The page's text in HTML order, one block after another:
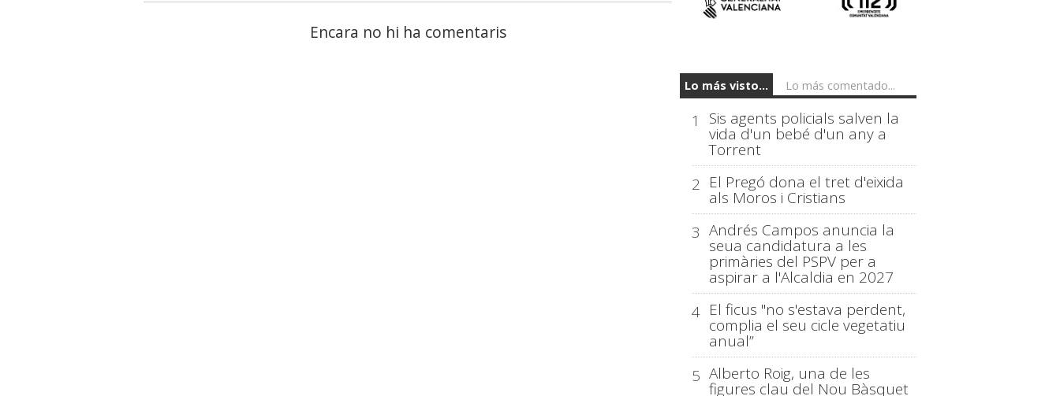
Encara no hi ha comentaris
Lo más visto... Lo más comentado...
1 Sis agents policials salven la
vida d'un bebé d'un any a
Torrent
2 El Pregó dona el tret d'eixida
als Moros i Cristians
3 Andrés Campos anuncia la
seua candidatura a les
primàries del PSPV per a
aspirar a l'Alcaldia en 2027
4 El ficus "no s'estava perdent,
complia el seu cicle vegetatiu
anual”
5 Alberto Roig, una de les
figures clau del Nou Bàsquet